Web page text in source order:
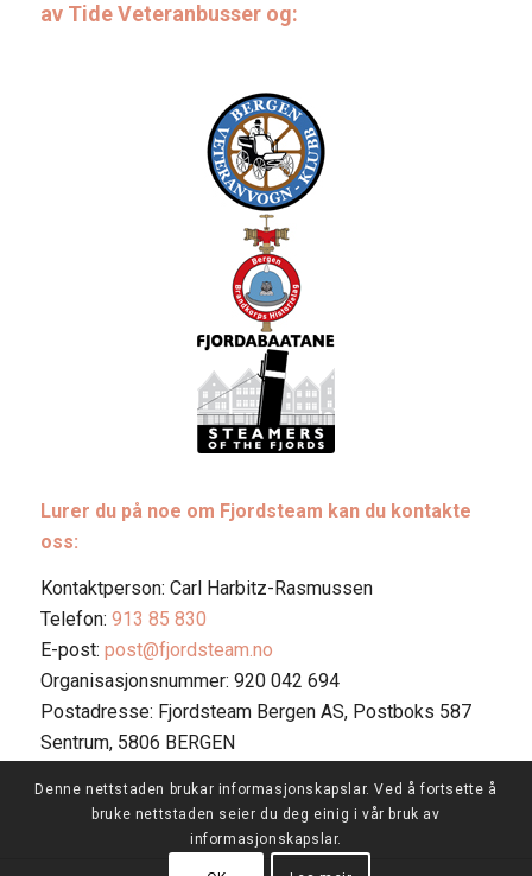
av Tide Veteranbusser og:
Lurer du på noe om Fjordsteam kan du kontakte
oss:
Kontaktperson: Carl Harbitz-Rasmussen
Telefon: 913 85 830
E-post: post@fjordsteam.no
Organisasjonsnummer: 920 042 694
Postadresse: Fjordsteam Bergen AS, Postboks 587
Sentrum, 5806 BERGEN
Denne nettstaden brukar informasjonskapslar. Ved å fortsette å
bruke nettstaden seier du deg einig i vår bruk av
informasjonskapslar.